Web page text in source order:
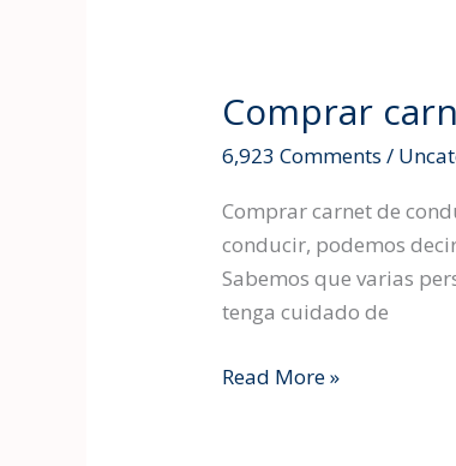
Comprar
6,923 Comments /
Comprar carnet de
conducir, podemos
Sabemos que varias
tenga cuidado de
Comprar
de
conducir
Read More »